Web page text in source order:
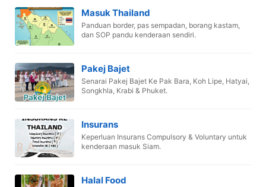
Masuk Thailand
Panduan border, pas sempadan, borang kastam,
dan SOP pandu kenderaan sendiri.
Pakej Bajet
Senarai Pakej Bajet Ke Pak Bara, Koh Lipe, Hatyai,
Songkhla, Krabi & Phuket.
Insurans
Keperluan Insurans Compulsory & Voluntary untuk
kenderaan masuk Siam.
Halal Food